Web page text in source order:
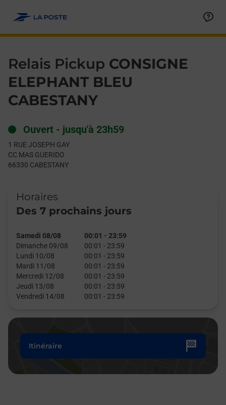
Relais Pickup CONSIGNE
ELEPHANT BLEU
CABESTANY
Ouvert - jusqu'à 23h59
1 RUE JOSEPH GAY
CC MAS GUERIDO
66330 CABESTANY
Horaires
Des 7 prochains jours
Samedi 08/08 00:01 - 23:59
Dimanche 09/08
00:01 - 23:59
Lundi 10/08
00:01 - 23:59
Mardi 11/08
00:01 - 23:59
Mercredi 12/08
00:01 - 23:59
Jeudi 13/08
00:01 - 23:59
Vendredi 14/08
00:01 - 23:59
Itinéraire